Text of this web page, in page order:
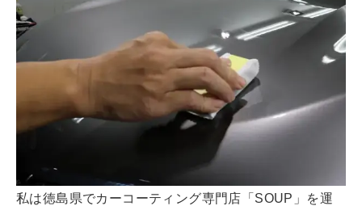
私は徳島県でカーコーティング専門店「SOUP」を運